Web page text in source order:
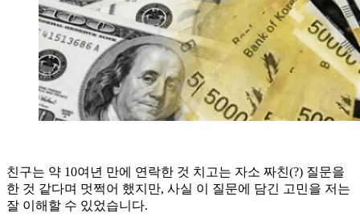
친구는 약 10여년 만에 연락한 것 치고는 자소 짜친(?) 질문을
한 것 같다며 멋쩍어 했지만, 사실 이 질문에 담긴 고민을 저는
잘 이해할 수 있었습니다.